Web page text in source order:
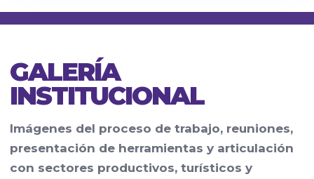
GALERÍA
INSTITUCIONAL
Imágenes del proceso de trabajo, reuniones,
presentación de herramientas y articulación
con sectores productivos, turísticos y